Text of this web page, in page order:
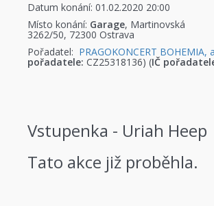
Datum konání: 01.02.2020 20:00
Místo konání: Garage, Martinovská
3262/50, 72300 Ostrava
Pořadatel: PRAGOKONCERT BOHEMIA,
pořadatele: CZ25318136) (IČ
Vstupenka - Uriah Heep
Tato akce již proběhla.